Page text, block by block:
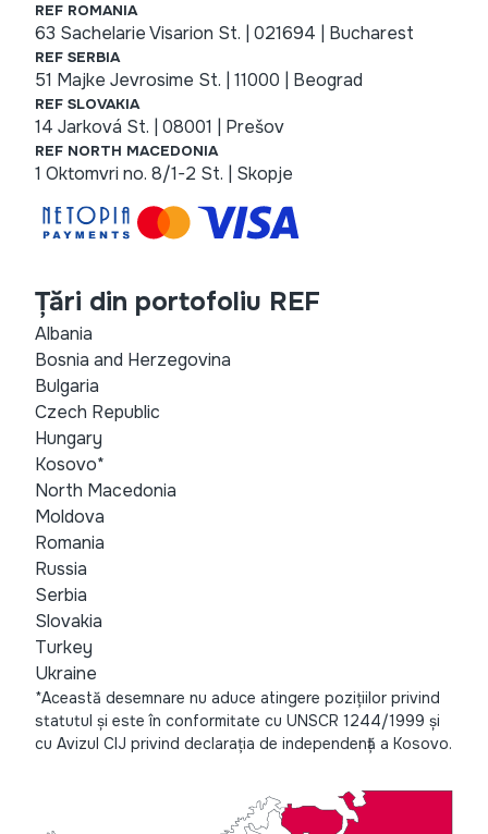
REF ROMANIA
63 Sachelarie Visarion St. | 021694 | Bucharest
REF SERBIA
51 Majke Jevrosime St. | 11000 | Beograd
REF SLOVAKIA
14 Jarková St. | 08001 | Prešov
REF NORTH MACEDONIA
1 Oktomvri no. 8/1-2 St. | Skopje
Țări din portofoliu REF
Albania
Bosnia and Herzegovina
Bulgaria
Czech Republic
Hungary
Kosovo*
North Macedonia
Moldova
Romania
Russia
Serbia
Slovakia
Turkey
Ukraine
*Această desemnare nu aduce atingere pozițiilor privind
statutul și este în conformitate cu UNSCR 1244/1999 și
cu Avizul CIJ privind declarația de independență a Kosovo.